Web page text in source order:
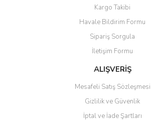
Ürün resmi kalitesiz, bozuk veya
Ürün açıklamasında eksik bilgiler bulunuyor.
Ürün bilgilerinde hatalar bulunuyor.
Ürün fiyatı diğer sitelerden daha pahalı.
Bu ürüne benzer farklı alternatifler olmalı.
Kargo Takibi
Havale Bildirim Formu
Sipariş Sorgula
İletişim Formu
ALIŞVERİŞ
Mesafeli Satış Sözleşmesi
Gizlilik ve Güvenlik
İptal ve İade Şartları